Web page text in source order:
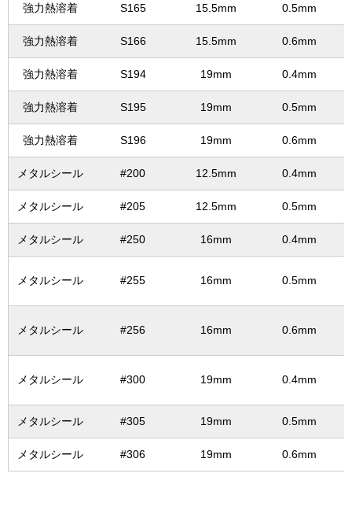
強力熱溶着 S165 15.5mm 0.5mm
強力熱溶着 S166 15.5mm 0.6mm
強力熱溶着 S194 19mm 0.4mm
強力熱溶着 S195 19mm 0.5mm
強力熱溶着 S196 19mm 0.6mm
メタルシール #200 12.5mm 0.4mm
メタルシール #205 12.5mm 0.5mm
メタルシール #250 16mm 0.4mm
メタルシール #255 16mm 0.5mm
メタルシール #256 16mm 0.6mm
メタルシール #300 19mm 0.4mm
メタルシール #305 19mm 0.5mm
メタルシール #306 19mm 0.6mm